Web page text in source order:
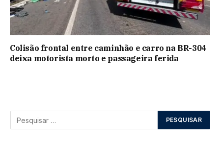
Colisão frontal entre caminhão e carro na BR-304
deixa motorista morto e passageira ferida